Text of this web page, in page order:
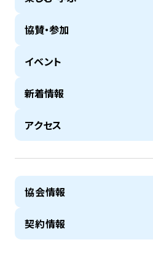
協賛・参加
イベント
新着情報
アクセス
協会情報
契約情報